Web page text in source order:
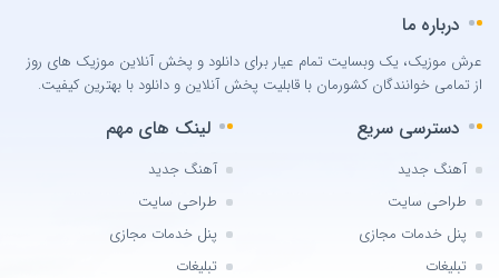
Can Bonomo
Cenk Türk
Cinare Melikzade
Çinarə Məlikzadə
Damla
Damla Arıcan
David Guetta
درباره ما
عرش موزیک، یک وبسایت تمام عیار برای دانلود و پخش آنلاین موزیک های روز
از تمامی خوانندگان کشورمان با قابلیت پخش آنلاین و دانلود با بهترین کیفیت.
دسترسی سریع
آهنگ جدید
طراحی سایت
پنل خدمات مجازی
تبلیغات
لینک های مهم
آهنگ جدید
طراحی سایت
پنل خدمات مجازی
تبلیغات